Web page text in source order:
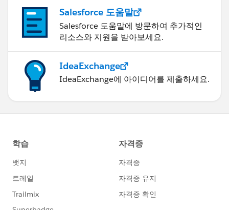
Salesforce 도움말
Salesforce 도움말에 방문하여 추가적인
리소스와 지원을 받아보세요.
IdeaExchange
IdeaExchange에 아이디어를 제출하세요.